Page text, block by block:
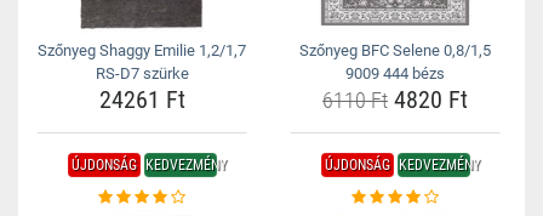
Szőnyeg Shaggy Emilie 1,2/1,7
RS-D7 szürke
24261 Ft
Szőnyeg BFC Selene 0,8/1,5
9009 444 bézs
6110 Ft 4820 Ft
ÚJDONSÁG KEDVEZMÉNY ÚJDONSÁG KEDVEZMÉNY